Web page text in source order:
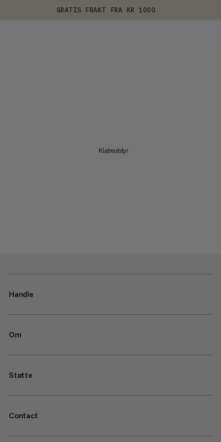
GRATIS FRAKT FRA KR 1000
Klatreutstyr
Handle
Om
Støtte
Contact